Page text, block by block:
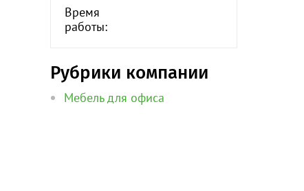
Время
работы:
Рубрики компании
Мебель для офиса